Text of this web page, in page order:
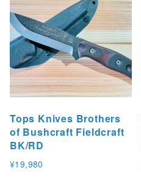
Tops Knives Brothers
of Bushcraft Fieldcraft
BK/RD
¥19,980